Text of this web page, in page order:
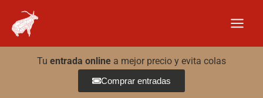
contenido
Tu entrada online a mejor precio y evita colas
Comprar entradas